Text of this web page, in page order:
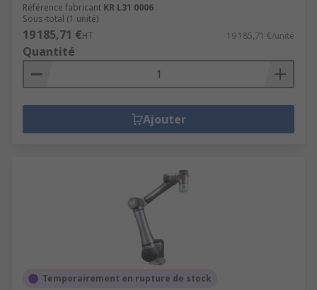
Référence fabricant KR L31 0006
Sous-total (1 unité)
19 185,71 €HT 19 185,71 €/unité
Quantité
Ajouter
Temporairement en rupture de stock